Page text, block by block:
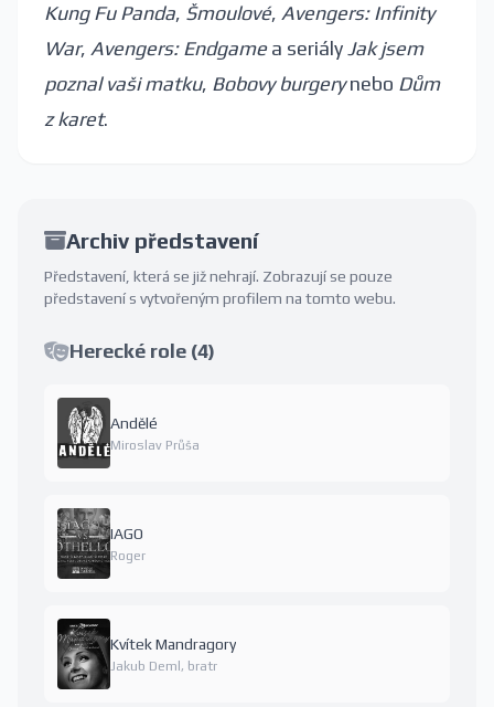
Kung Fu Panda, Šmoulové, Avengers: Infinity
War, Avengers: Endgamea seriályJak jsem
poznal vaši matku, Bobovy burgerynebo Dům
z karet.
Archiv představení
Představení, která se již nehrají. Zobrazují se pouze
představení s vytvořeným profilem na tomto webu.
Herecké role (4)
Andělé
Miroslav Průša
IAGO
Roger
Kvítek Mandragory
Jakub Deml, bratr